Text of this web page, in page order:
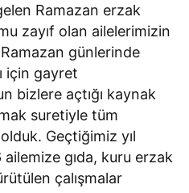
Ramazan erzak
zayıf olan ailelerimizin
günlerinde
için gayret
bizlere açtığı kaynak
suretiyle tüm
olduk. Geçtiğimiz yıl
gıda, kuru erzak
çalışmalar